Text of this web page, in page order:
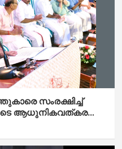
സംരക്ഷിച്ച്
ആധുനികവത്കരണം
സ്പീക്കർ